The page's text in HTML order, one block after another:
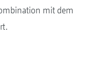
mit dem